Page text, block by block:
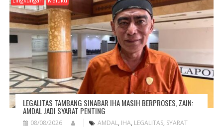
LEGALITAS TAMBANG SINABAR IHA MASIH BERPROSES, ZAIN:
AMDAL JADI SYARAT PENTING
08/08/2026 AMDAL, IHA, LEGALITAS, SYARAT